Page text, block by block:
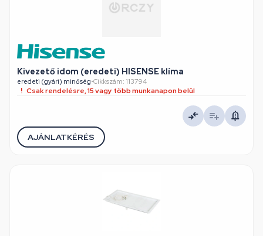
Kivezető idom (eredeti) HISENSE klíma
eredeti (gyári) minőség•Cikkszám: 113794
Csak rendelésre, 15 vagy több munkanapon belül
AJÁNLATKÉRÉS